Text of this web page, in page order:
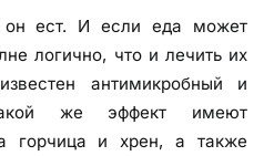
он ест. И если еда может
логично, что и лечить их
антимикробный и
же эффект имеют
горчица и хрен, а также